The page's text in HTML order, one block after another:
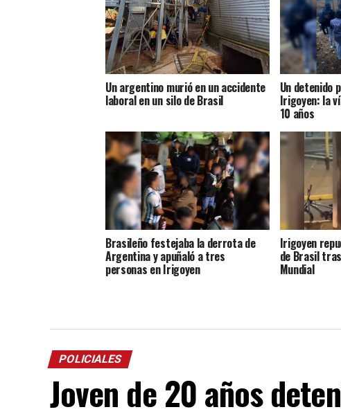
Un argentino murió en un accidente
laboral en un silo de Brasil
Un detenido
Irigoyen: la
10 años
Brasileño festejaba la derrota de
Argentina y apuñaló a tres
personas en Irigoyen
Irigoyen
de Brasil
Mundial
POLICIALES
Joven de 20 años